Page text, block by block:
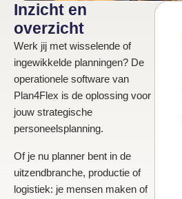
Inzicht en
overzicht
Werk jij met wisselende of
ingewikkelde planningen? De
operationele software van
Plan4Flex is de oplossing voor
jouw strategische
personeelsplanning.
Of je nu planner bent in de
uitzendbranche, productie of
logistiek: je mensen maken of